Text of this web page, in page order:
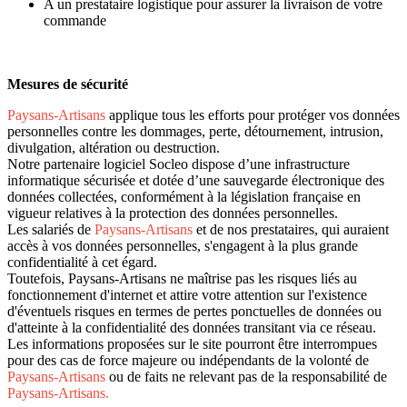
A un prestataire logistique pour assurer la livraison de votre
commande
Mesures de sécurité
Paysans-Artisans applique tous les efforts pour protéger vos données
personnelles contre les dommages, perte, détournement, intrusion,
divulgation, altération ou destruction.
Notre partenaire logiciel Socleo dispose d’une infrastructure
informatique sécurisée et dotée d’une sauvegarde électronique des
données collectées, conformément à la législation française en
vigueur relatives à la protection des données personnelles.
Les salariés de Paysans-Artisans et de nos prestataires, qui auraient
accès à vos données personnelles, s'engagent à la plus grande
confidentialité à cet égard.
Toutefois, Paysans-Artisans ne maîtrise pas les risques liés au
fonctionnement d'internet et attire votre attention sur l'existence
d'éventuels risques en termes de pertes ponctuelles de données ou
d'atteinte à la confidentialité des données transitant via ce réseau.
Les informations proposées sur le site pourront être interrompues
pour des cas de force majeure ou indépendants de la volonté de
Paysans-Artisans ou de faits ne relevant pas de la responsabilité de
Paysans-Artisans.